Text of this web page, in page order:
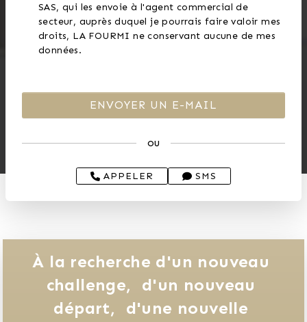
SAS, qui les envoie à l'agent commercial de
secteur, auprès duquel je pourrais faire valoir mes
droits, LA FOURMI ne conservant aucune de mes
données.
ou
APPELER SMS
À la recherche d'un nouveau
challenge,
d'un nouveau
départ,
d'une nouvelle